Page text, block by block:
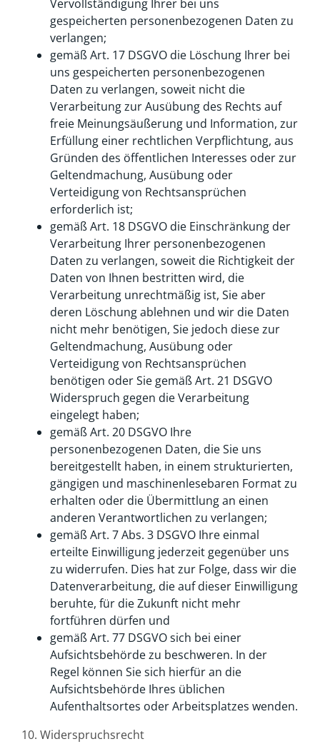
Vervollständigung Ihrer bei uns
gespeicherten personenbezogenen Daten zu
verlangen;
gemäß Art. 17 DSGVO die Löschung Ihrer bei
uns gespeicherten personenbezogenen
Daten zu verlangen, soweit nicht die
Verarbeitung zur Ausübung des Rechts auf
freie Meinungsäußerung und Information, zur
Erfüllung einer rechtlichen Verpflichtung, aus
Gründen des öffentlichen Interesses oder zur
Geltendmachung, Ausübung oder
Verteidigung von Rechtsansprüchen
erforderlich ist;
gemäß Art. 18 DSGVO die Einschränkung der
Verarbeitung Ihrer personenbezogenen
Daten zu verlangen, soweit die Richtigkeit der
Daten von Ihnen bestritten wird, die
Verarbeitung unrechtmäßig ist, Sie aber
deren Löschung ablehnen und wir die Daten
nicht mehr benötigen, Sie jedoch diese zur
Geltendmachung, Ausübung oder
Verteidigung von Rechtsansprüchen
benötigen oder Sie gemäß Art. 21 DSGVO
Widerspruch gegen die Verarbeitung
eingelegt haben;
gemäß Art. 20 DSGVO Ihre
personenbezogenen Daten, die Sie uns
bereitgestellt haben, in einem strukturierten,
gängigen und maschinenlesebaren Format zu
erhalten oder die Übermittlung an einen
anderen Verantwortlichen zu verlangen;
gemäß Art. 7 Abs. 3 DSGVO Ihre einmal
erteilte Einwilligung jederzeit gegenüber uns
zu widerrufen. Dies hat zur Folge, dass wir die
Datenverarbeitung, die auf dieser Einwilligung
beruhte, für die Zukunft nicht mehr
fortführen dürfen und
gemäß Art. 77 DSGVO sich bei einer
Aufsichtsbehörde zu beschweren. In der
Regel können Sie sich hierfür an die
Aufsichtsbehörde Ihres üblichen
Aufenthaltsortes oder Arbeitsplatzes wenden.
10. Widerspruchsrecht